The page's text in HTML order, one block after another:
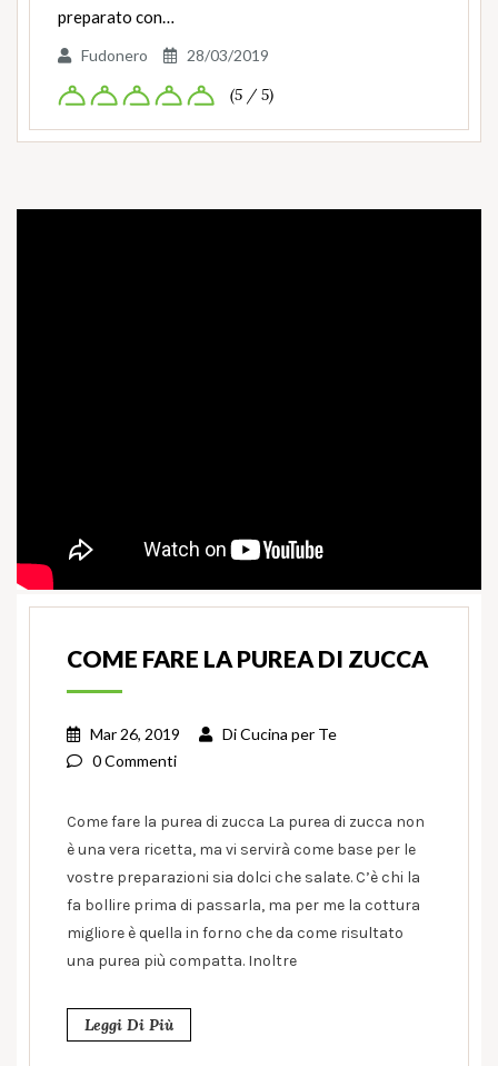
preparato con…
Fudonero 28/03/2019
(5 / 5)
COME FARE LA PUREA DI ZUCCA
Mar 26, 2019 DiCucina per Te
0 Commenti
Come fare la purea di zucca La purea di zucca non
è una vera ricetta, ma vi servirà come base per le
vostre preparazioni sia dolci che salate. C’è chi la
fa bollire prima di passarla, ma per me la cottura
migliore è quella in forno che da come risultato
una purea più compatta. Inoltre
Leggi Di Più